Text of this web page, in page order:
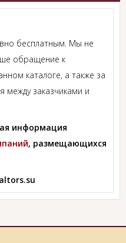
бесплатным. Мы не
обращение к
каталоге, а также за
между заказчиками и
информация
, размещающихся